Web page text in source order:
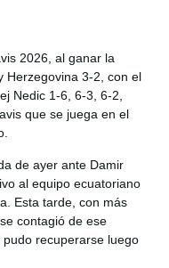
2026, al ganar la
Herzegovina 3-2, con el
Nedic 1-6, 6-3, 6-2,
que se juega en el
de ayer ante Damir
al equipo ecuatoriano
Esta tarde, con más
contagió de ese
recuperarse luego